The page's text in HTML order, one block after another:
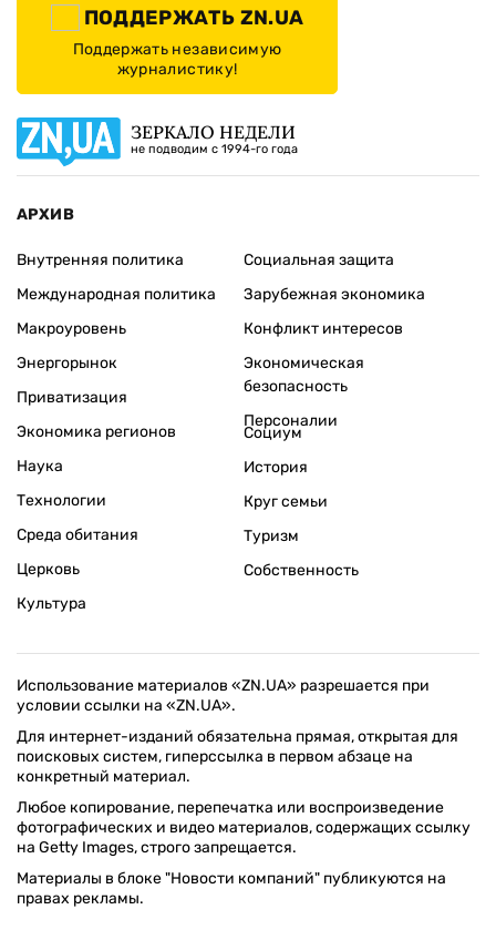
ПОДДЕРЖАТЬ ZN.UA
Поддержать независимую
журналистику!
ЗЕРКАЛО НЕДЕЛИ
не подводим с 1994-го года
АРХИВ
Внутренняя политика
Международная политика
Макроуровень
Энергорынок
Приватизация
Экономика регионов
Социальная защита
Зарубежная экономика
Конфликт интересов
Экономическая
безопасность
Персоналии
Наука
Технологии
Среда обитания
Церковь
Культура
Социум
История
Круг семьи
Туризм
Собственность
Использование материалов «ZN.UA» разрешается при
условии ссылки на «ZN.UA».
Для интернет-изданий обязательна прямая, открытая для
поисковых систем, гиперссылка в первом абзаце на
конкретный материал.
Любое копирование, перепечатка или воспроизведение
фотографических и видео материалов, содержащих ссылку
на Getty Images, строго запрещается.
Материалы в блоке "Новости компаний" публикуются на
правах рекламы.